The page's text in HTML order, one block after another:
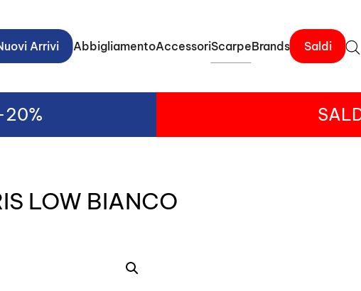
Arrivi AbbigliamentoAccessoriScarpeBrands Saldi
20%
LOW BIANCO